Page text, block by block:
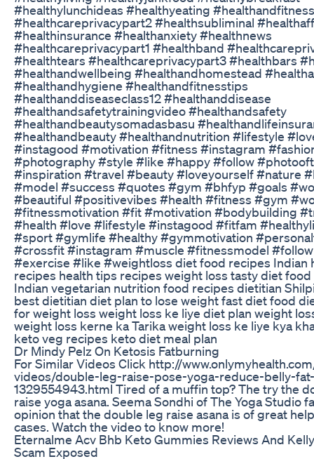
#healthylunchideas #healthyeating #healthandfitness
#healthcareprivacypart2 #healthsubliminal
#healthinsurance #healthanxiety #healthnews
#healthcareprivacypart1 #healthband
#healthtears #healthcareprivacypart3 #healthbars
#healthandwellbeing #healthandhomestead
#healthandhygiene #healthandfitnesstips
#healthanddiseaseclass12 #healthanddisease
#healthandsafetytrainingvideo #healthandsafety
#healthandbeautysomadasbasu
#healthandbeauty #healthandnutrition #lifestyle
#instagood #motivation #fitness #instagram
#photography #style #like #happy #follow
#inspiration #travel #beauty #loveyourself #nature
#model #success #quotes #gym #bhfyp #goals
#beautiful #positivevibes #health #fitness #gym
#fitnessmotivation #fit #motivation #bodybuilding
#health #love #lifestyle #instagood #fitfam
#sport #gymlife #healthy #gymmotivation
#crossfit #instagram #muscle #fitnessmodel
#exercise #like #weightloss diet food recipes Indian
recipes health tips recipes weight loss tasty diet
Indian vegetarian nutrition food recipes dietitian
best dietitian diet plan to lose weight fast diet food
for weight loss weight loss ke liye diet plan weight
weight loss kerne ka Tarika weight loss ke liye kya
keto veg recipes keto diet meal plan
Dr Mindy Pelz On Ketosis Fatburning
For Similar Videos Click http://
videos/double-leg-raise-pose-yoga-reduce-belly-fat-
1329554943.html Tired of a muffin top? The try the
raise yoga asana. Seema Sondhi of The Yoga Studio
opinion that the double leg raise asana is of great
cases. Watch the video to know more!
Eternalme Acv Bhb Keto Gummies Reviews And
Scam Exposed